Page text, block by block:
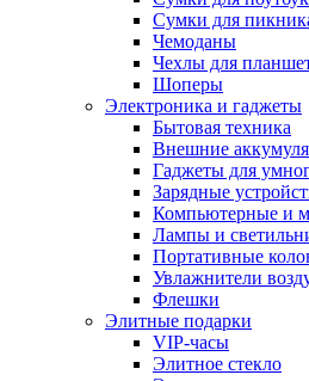
Сумки для
Чемоданы
Чехлы для
Шоперы
Электроника и гаджеты
Бытовая техника
Внешние
Гаджеты для
Зарядные
Компьютерные и
Лампы и
Портативные
Увлажнители
Флешки
Элитные подарки
VIP-часы
Элитное стекло